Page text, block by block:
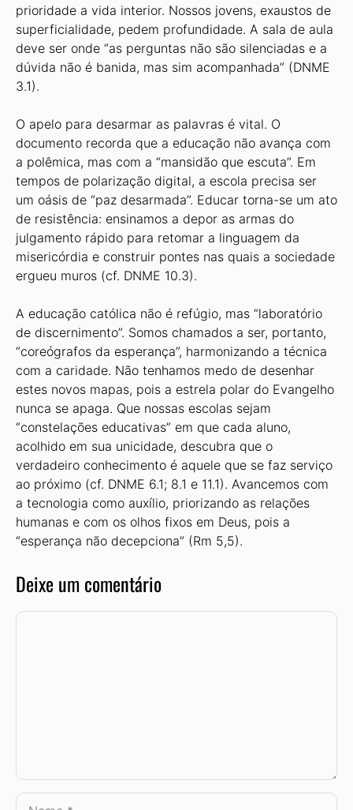
prioridade a vida interior. Nossos jovens, exaustos de
superficialidade, pedem profundidade. A sala de aula
deve ser onde “as perguntas não são silenciadas e a
dúvida não é banida, mas sim acompanhada” (DNME
3.1).
O apelo para desarmar as palavras é vital. O
documento recorda que a educação não avança com
a polêmica, mas com a “mansidão que escuta”. Em
tempos de polarização digital, a escola precisa ser
um oásis de “paz desarmada”. Educar torna-se um ato
de resistência: ensinamos a depor as armas do
julgamento rápido para retomar a linguagem da
misericórdia e construir pontes nas quais a sociedade
ergueu muros (cf. DNME 10.3).
A educação católica não é refúgio, mas “laboratório
de discernimento”. Somos chamados a ser, portanto,
“coreógrafos da esperança”, harmonizando a técnica
com a caridade. Não tenhamos medo de desenhar
estes novos mapas, pois a estrela polar do Evangelho
nunca se apaga. Que nossas escolas sejam
“constelações educativas” em que cada aluno,
acolhido em sua unicidade, descubra que o
verdadeiro conhecimento é aquele que se faz serviço
ao próximo (cf. DNME 6.1; 8.1 e 11.1). Avancemos com
a tecnologia como auxílio, priorizando as relações
humanas e com os olhos fixos em Deus, pois a
“esperança não decepciona” (Rm 5,5).
Deixe um comentário
Comentário
Nome